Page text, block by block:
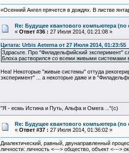
«Осенний Ангел прячется в дождях. В листве
Re: Будущее квантового компьютера (по
« Ответ #36 : 27 Июля 2014, 01:21:08 »
Цитата: Urbis Aeterna от 27 Июля 2014, 01:23:55
Здрасьте. Про "Филадельфийский эксперимент"
Блоха растворился со всеми живыми системами
Неа! Некоторые "живые системы" оттуда
эксперимент" ... а некоторые даже и в
"Я - есмь Истина и Путь, Альфа и Омега ..."(с)
Re: Будущее квантового компьютера (по
« Ответ #37 : 27 Июля 2014, 01:36:02 »
Диалектический, равный, двунаправленный
личности: личность <---> общество, объект <--->